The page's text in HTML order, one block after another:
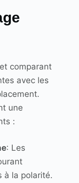
comparant
avec les
une
:
: Les
à la polarité.